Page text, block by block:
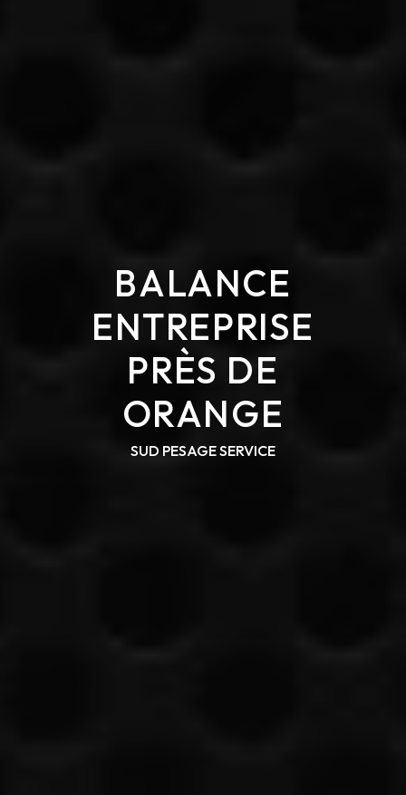
BALANCE
ENTREPRISE
PRÈS DE
ORANGE
SUD PESAGE SERVICE